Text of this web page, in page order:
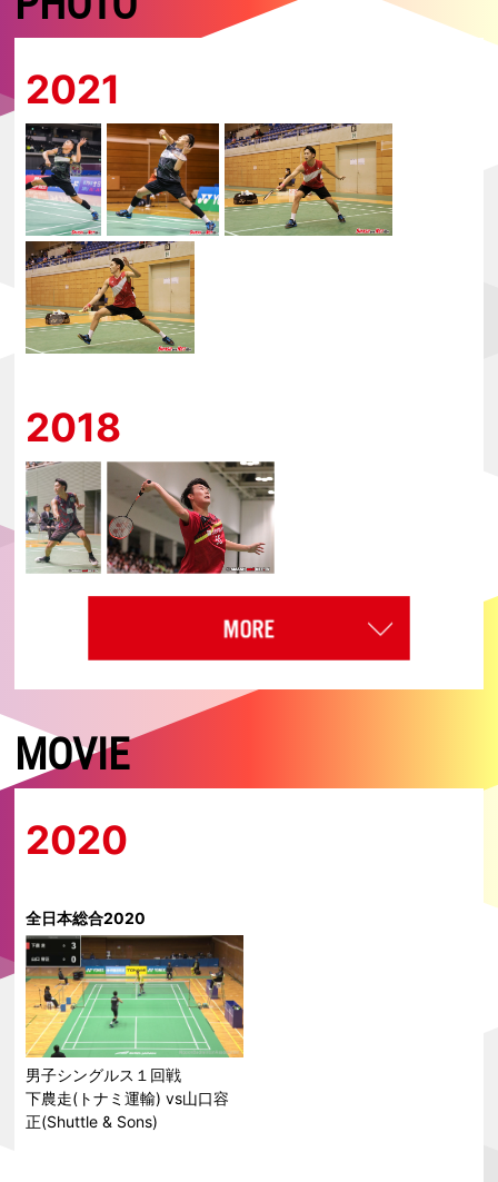
2021
2018
MOVIE
2020
全日本総合2020
男子シングルス１回戦
下農走(トナミ運輸) vs山口容
正(Shuttle & Sons)